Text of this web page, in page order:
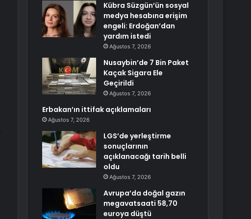
Kübra Süzgün’ün sosyal
medya hesabına erişim
engeli: Erdoğan’dan
yardım istedi
Ağustos 7, 2026
Nusaybin’de 7 Bin Paket
Kaçak Sigara Ele
Geçirildi
Ağustos 7, 2026
Erbakan’ın ittifak açıklamaları
Ağustos 7, 2026
LGS’de yerleştirme
sonuçlarının
açıklanacağı tarih belli
oldu
Ağustos 7, 2026
Avrupa’da doğal gazın
megavatsaati 58,70
euroya düştü